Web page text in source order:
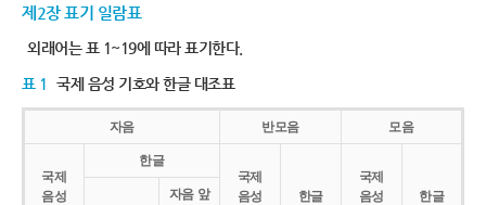
제2장 표기 일람표
외래어는 표 1~19에 따라 표기한다.
표 1 국제 음성 기호와 한글 대조표
자음 반모음 모음
국제
음성
한글
국제
음성
한글
국제
음성
한글
자음 앞